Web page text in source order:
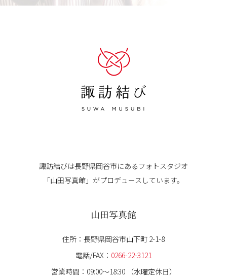
諏訪結びは長野県岡谷市にある フォトスタジオ
「山田写真館」がプロデュースしています。
山田写真館
住所：長野県岡谷市山下町 2-1-8
電話/FAX： 0266-22-3121
営業時間：09:00〜18:30 （水曜定休日）